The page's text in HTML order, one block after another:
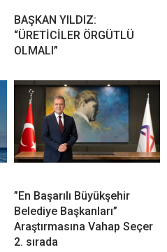
BAŞKAN YILDIZ:
“ÜRETİCİLER ÖRGÜTLÜ
OLMALI”
”En Başarılı Büyükşehir
Belediye Başkanları”
Araştırmasına Vahap Seçer
2. sırada